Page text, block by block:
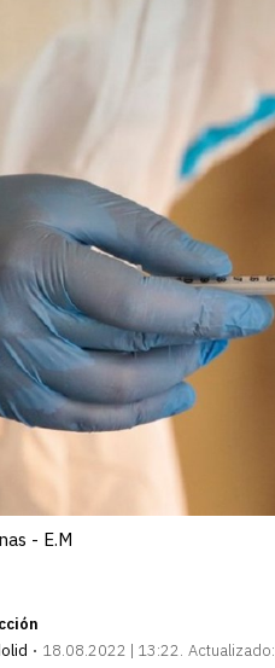
- E.M
18.08.2022 | 13:22 Actualizado: